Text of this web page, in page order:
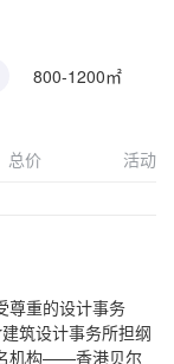
800-1200㎡
总价 活动
尊重的设计事务
筑设计事务所担纲
机构——香港贝尔